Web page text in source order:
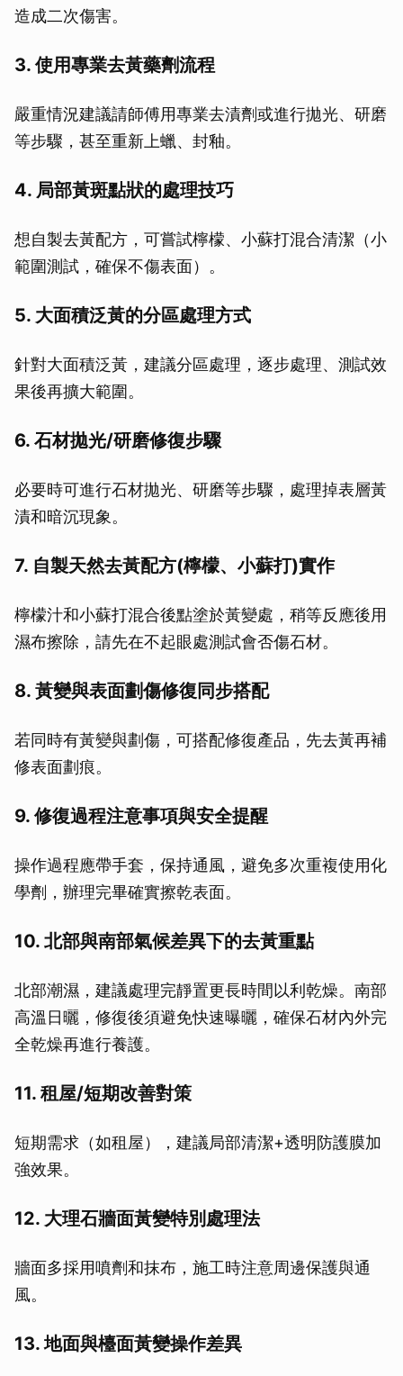
造成二次傷害。
3. 使用專業去黃藥劑流程
嚴重情況建議請師傅用專業去漬劑或進行拋光、研磨
等步驟，甚至重新上蠟、封釉。
4. 局部黃斑點狀的處理技巧
想自製去黃配方，可嘗試檸檬、小蘇打混合清潔（小
範圍測試，確保不傷表面）。
5. 大面積泛黃的分區處理方式
針對大面積泛黃，建議分區處理，逐步處理、測試效
果後再擴大範圍。
6. 石材拋光/研磨修復步驟
必要時可進行石材拋光、研磨等步驟，處理掉表層黃
漬和暗沉現象。
7. 自製天然去黃配方(檸檬、小蘇打)實作
檸檬汁和小蘇打混合後點塗於黃變處，稍等反應後用
濕布擦除，請先在不起眼處測試會否傷石材。
8. 黃變與表面劃傷修復同步搭配
若同時有黃變與劃傷，可搭配修復產品，先去黃再補
修表面劃痕。
9. 修復過程注意事項與安全提醒
操作過程應帶手套，保持通風，避免多次重複使用化
學劑，辦理完畢確實擦乾表面。
10. 北部與南部氣候差異下的去黃重點
北部潮濕，建議處理完靜置更長時間以利乾燥。南部
高溫日曬，修復後須避免快速曝曬，確保石材內外完
全乾燥再進行養護。
11. 租屋/短期改善對策
短期需求（如租屋），建議局部清潔+透明防護膜加
強效果。
12. 大理石牆面黃變特別處理法
牆面多採用噴劑和抹布，施工時注意周邊保護與通
風。
13. 地面與檯面黃變操作差異